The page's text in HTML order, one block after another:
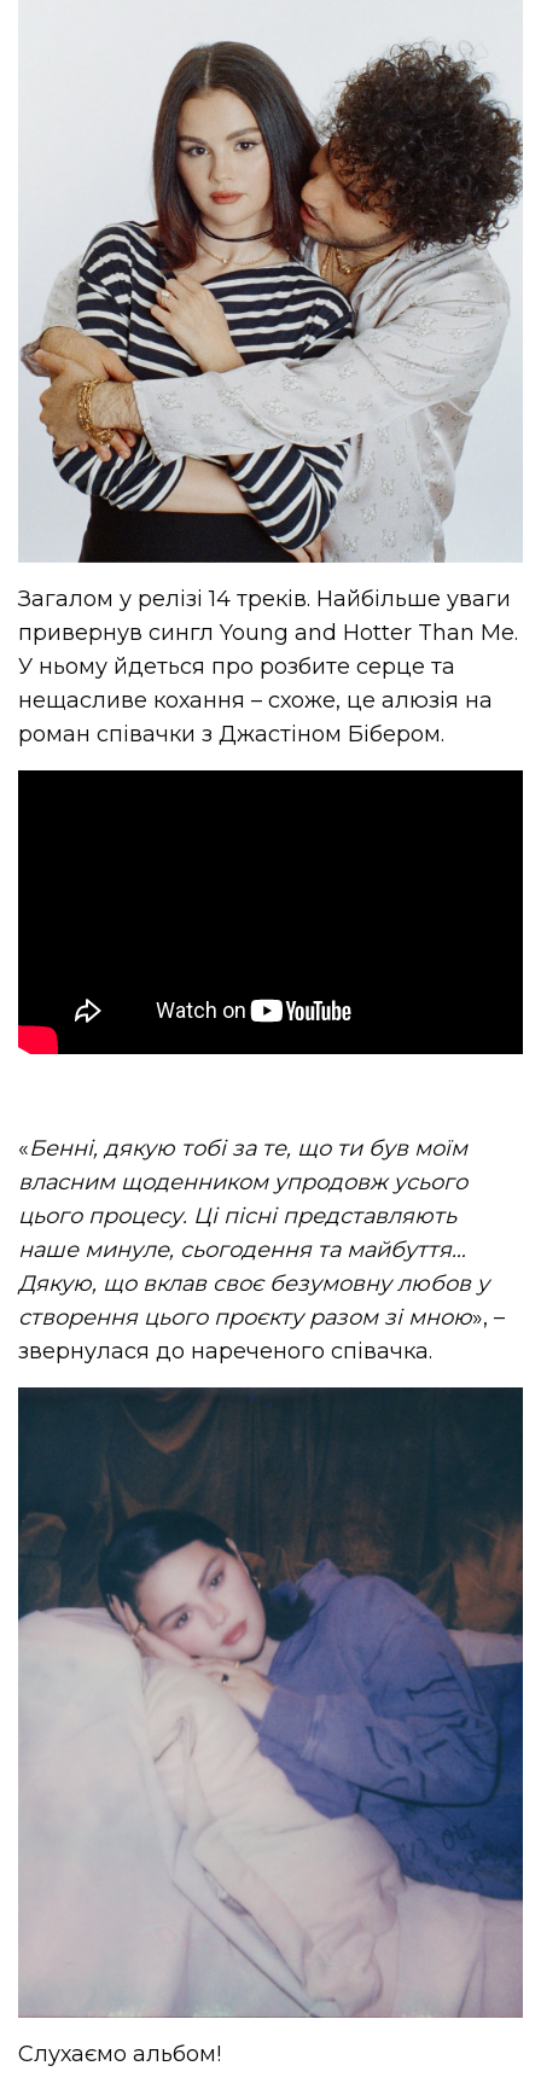
Загалом у релізі 14 треків. Найбільше уваги
привернув сингл Young and Hotter Than Me.
У ньому йдеться про розбите серце та
нещасливе кохання – схоже, це алюзія на
роман співачки з Джастіном Бібером.
«Бенні, дякую тобі за те, що ти був моїм
власним щоденником упродовж усього
цього процесу. Ці пісні представляють
наше минуле, сьогодення та майбуття…
Дякую, що вклав своє безумовну любов у
створення цього проєкту разом зі мною», –
звернулася до нареченого співачка.
Слухаємо альбом!